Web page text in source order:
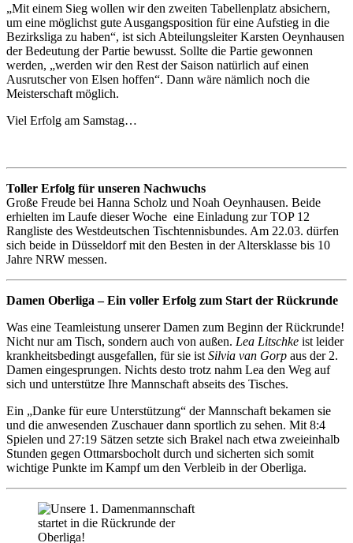
„Mit einem Sieg wollen wir den zweiten Tabellenplatz absichern,
um eine möglichst gute Ausgangsposition für eine Aufstieg in die
Bezirksliga zu haben“, ist sich Abteilungsleiter Karsten Oeynhausen
der Bedeutung der Partie bewusst. Sollte die Partie gewonnen
werden, „werden wir den Rest der Saison natürlich auf einen
Ausrutscher von Elsen hoffen“. Dann wäre nämlich noch die
Meisterschaft möglich.
Viel Erfolg am Samstag…
Toller Erfolg für unseren Nachwuchs
Große Freude bei Hanna Scholz und Noah Oeynhausen. Beide
erhielten im Laufe dieser Woche eine Einladung zur TOP 12
Rangliste des Westdeutschen Tischtennisbundes. Am 22.03. dürfen
sich beide in Düsseldorf mit den Besten in der Altersklasse bis 10
Jahre NRW messen.
Damen Oberliga – Ein voller Erfolg zum Start der Rückrunde
Was eine Teamleistung unserer Damen zum Beginn der Rückrunde!
Nicht nur am Tisch, sondern auch von außen. Lea Litschke ist leider
krankheitsbedingt ausgefallen, für sie ist Silvia van Gorp aus der 2.
Damen eingesprungen. Nichts desto trotz nahm Lea den Weg auf
sich und unterstütze Ihre Mannschaft abseits des Tisches.
Ein „Danke für eure Unterstützung“ der Mannschaft bekamen sie
und die anwesenden Zuschauer dann sportlich zu sehen. Mit 8:4
Spielen und 27:19 Sätzen setzte sich Brakel nach etwa zweieinhalb
Stunden gegen Ottmarsbocholt durch und sicherten sich somit
wichtige Punkte im Kampf um den Verbleib in der Oberliga.